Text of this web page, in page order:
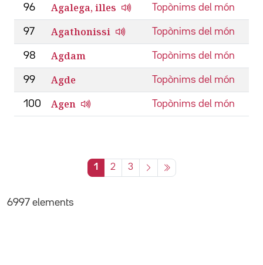
96 Agalega, illes Topònims del món
97 Agathonissi Topònims del món
98 Agdam Topònims del món
99 Agde Topònims del món
100 Agen Topònims del món
1 2 3
6997 elements